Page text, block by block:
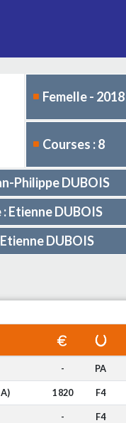
Femelle - 2018
Courses : 8
Philippe DUBOIS
Etienne DUBOIS
DUBOIS
- PA
1 820 F4
- F4